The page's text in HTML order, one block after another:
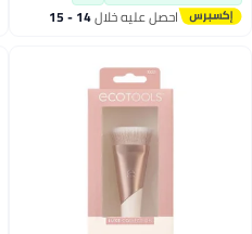
احصل عليه خلال 14 - 15